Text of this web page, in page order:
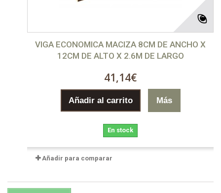
VIGA ECONOMICA MACIZA 8CM DE ANCHO X
12CM DE ALTO X 2.6M DE LARGO
41,14€
Añadir al carrito Más
En stock
Añadir para comparar